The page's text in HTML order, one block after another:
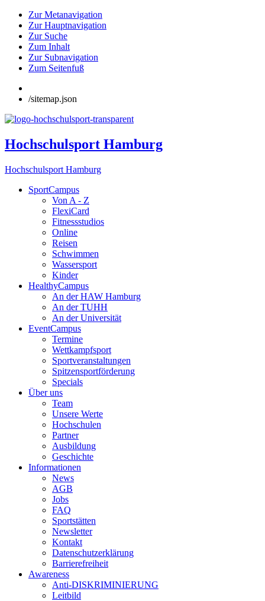
Zur Metanavigation
Zur Hauptnavigation
Zur Suche
Zum Inhalt
Zur Subnavigation
Zum Seitenfuß
/sitemap.json
Hochschulsport Hamburg
Hochschulsport Hamburg
SportCampus
Von A - Z
FlexiCard
Fitnessstudios
Online
Reisen
Schwimmen
Wassersport
Kinder
HealthyCampus
An der HAW Hamburg
An der TUHH
An der Universität
EventCampus
Termine
Wettkampfsport
Sportveranstaltungen
Spitzensportförderung
Specials
Über uns
Team
Unsere Werte
Hochschulen
Partner
Ausbildung
Geschichte
Informationen
News
AGB
Jobs
FAQ
Sportstätten
Newsletter
Kontakt
Datenschutzerklärung
Barrierefreiheit
Awareness
Anti-DISKRIMINIERUNG
Leitbild